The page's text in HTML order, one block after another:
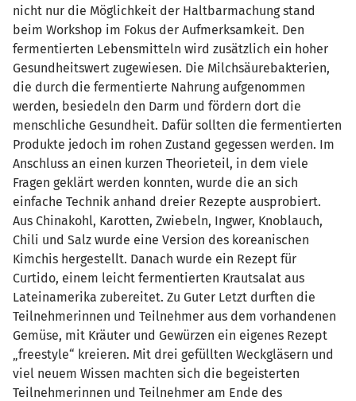
nicht nur die Möglichkeit der Haltbarmachung stand
beim Workshop im Fokus der Aufmerksamkeit. Den
fermentierten Lebensmitteln wird zusätzlich ein hoher
Gesundheitswert zugewiesen. Die Milchsäurebakterien,
die durch die fermentierte Nahrung aufgenommen
werden, besiedeln den Darm und fördern dort die
menschliche Gesundheit. Dafür sollten die fermentierten
Produkte jedoch im rohen Zustand gegessen werden. Im
Anschluss an einen kurzen Theorieteil, in dem viele
Fragen geklärt werden konnten, wurde die an sich
einfache Technik anhand dreier Rezepte ausprobiert.
Aus Chinakohl, Karotten, Zwiebeln, Ingwer, Knoblauch,
Chili und Salz wurde eine Version des koreanischen
Kimchis hergestellt. Danach wurde ein Rezept für
Curtido, einem leicht fermentierten Krautsalat aus
Lateinamerika zubereitet. Zu Guter Letzt durften die
Teilnehmerinnen und Teilnehmer aus dem vorhandenen
Gemüse, mit Kräuter und Gewürzen ein eigenes Rezept
„freestyle“ kreieren. Mit drei gefüllten Weckgläsern und
viel neuem Wissen machten sich die begeisterten
Teilnehmerinnen und Teilnehmer am Ende des